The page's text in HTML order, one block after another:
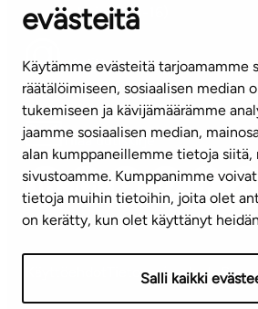
evästeitä
Käytämme evästeitä tarjoamamme
räätälöimiseen, sosiaalisen median
tukemiseen ja kävijämäärämme
jaamme sosiaalisen median,
alan kumppaneillemme tietoja
sivustoamme. Kumppanimme
tietoja muihin tietoihin, joita olet
on kerätty, kun olet käyttänyt
Salli kaikki
(arkisin klo 8-16)
info@ta.fi
Tilaa uutiskirje
Tietosuojaseloste